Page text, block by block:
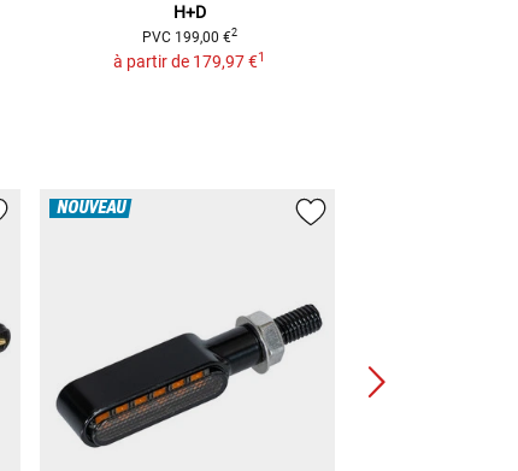
H+D
PVC 199,00 €2
à partir de 179,97 €1
NOUVEAU